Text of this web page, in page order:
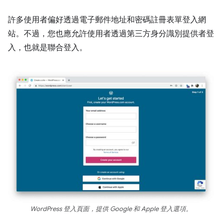
許多使用者偏好透過電子郵件地址和密碼註冊表單登入網
站。不過，您也應允許使用者透過第三方身分識別提供者登
入，也就是聯合登入。
WordPress 登入頁面，提供 Google 和 Apple 登入選項。